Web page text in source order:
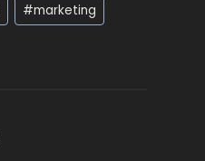
#marketing